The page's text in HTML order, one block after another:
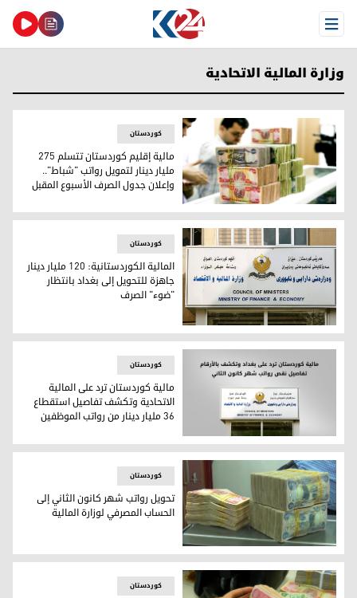
Open Menu
وزارة المالية الاتحادية
مالية إقليم كوردستان تتسلم 275 مليار دينار لتمويل رواتب "شباط".. وإعلان جدول الصرف الأسبوع المقبل
کوردستان
مالية إقليم كوردستان تتسلم 275
مليار دينار لتمويل رواتب "شباط"..
وإعلان جدول الصرف الأسبوع المقبل
المالية الكوردستانية: 120 مليار دينار جاهزة للتحويل إلى بغداد بانتظار "ضوء" الصرف
کوردستان
المالية الكوردستانية: 120 مليار دينار
جاهزة للتحويل إلى بغداد بانتظار
"ضوء" الصرف
مالية كوردستان ترد على المالية الاتحادية وتكشف تفاصيل استقطاع 36 مليار دينار من رواتب
کوردستان
مالية كوردستان ترد على المالية
الاتحادية وتكشف تفاصيل استقطاع
36 مليار دينار من رواتب الموظفين
تحويل رواتب شهر كانون الثاني إلى الحساب المصرفي لوزارة
کوردستان
تحويل رواتب شهر كانون الثاني إلى
الحساب المصرفي لوزارة المالية
کوردستان